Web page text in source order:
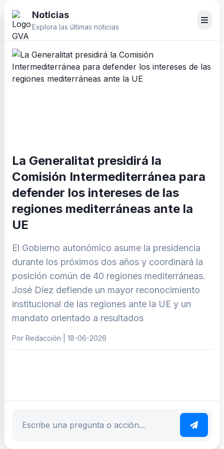
Noticias
Explora las últimas noticias
La Generalitat presidirá la
Comisión Intermediterránea para
defender los intereses de las
regiones mediterráneas ante la
UE
El Gobierno autonómico asume la presidencia
durante los próximos dos años y coordinará la
posición común de 40 regiones mediterráneas.
José Díez defiende un mayor reconocimiento
institucional de las regiones ante la UE y un
mandato orientado a resultados
Por Redacción | 18-06-2026
Escribe tu pregunta